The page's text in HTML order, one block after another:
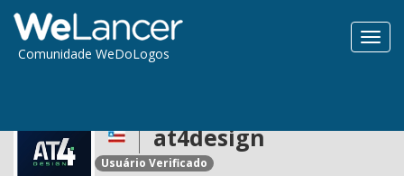
Comunidade WeDoLogos
at4design
Usuário Verificado